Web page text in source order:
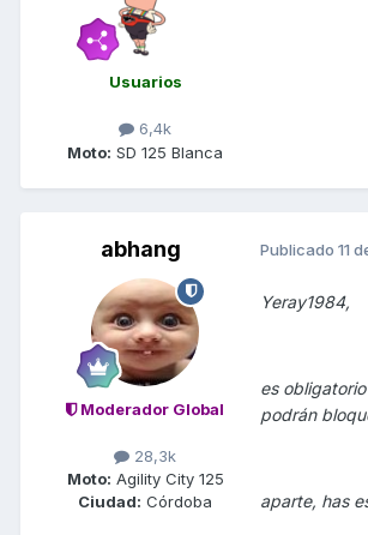
Usuarios
6,4k
Moto: SD 125 Blanca
abhang
Moderador Global
28,3k
Moto: Agility City 125
Ciudad: Córdoba
Publicado 11
Yeray1984,
es
podrán
aparte, has